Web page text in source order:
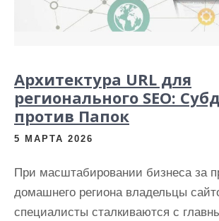
Архитектура URL для
регионального SEO:
против Папок
5 МАРТА 2026
При масштабировании бизнеса за
домашнего региона владельцы
специалисты сталкиваются с